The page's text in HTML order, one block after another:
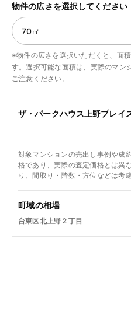
ザ・パークハウス上野プレイ
対象マンションの売出し事例や成
格であり、実際の査定価格とは異
り、間取り・階数・方位などは考
町域の相場
台東区北上野２丁目
物件の広さを選択してください
※物件の広さを選択いただくと、面
す。選択可能な面積は、実際のマン
ご注意ください。